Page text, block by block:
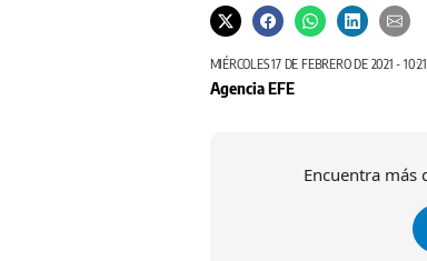
MIÉRCOLES 17 DE FEBRERO DE 2021 -
Agencia EFE
Encuentra más